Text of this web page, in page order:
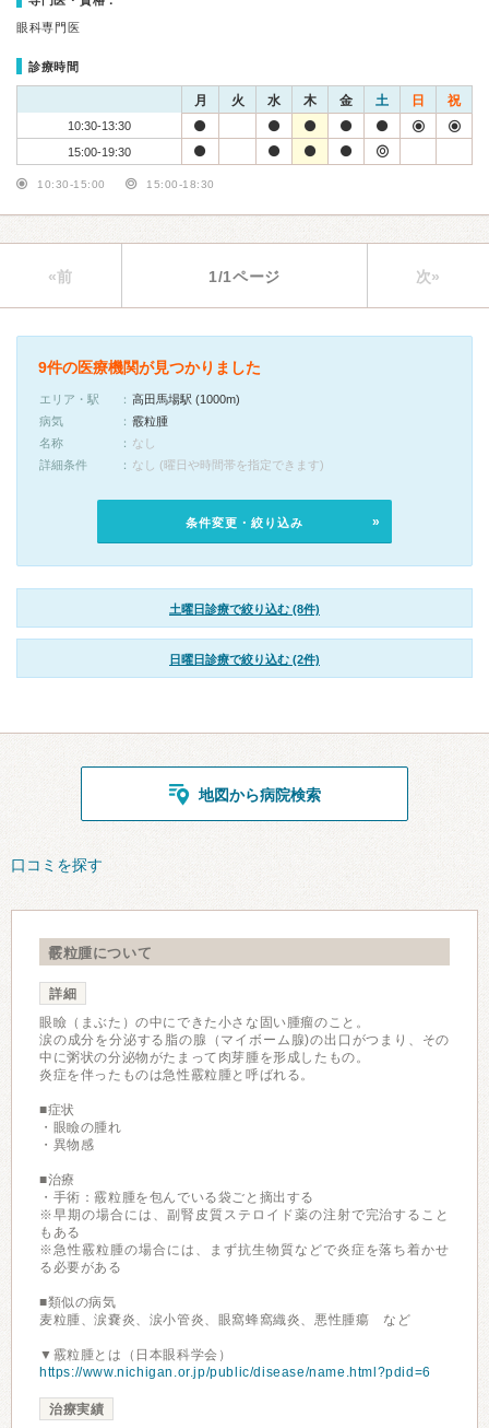
眼科専門医
診療時間
月 火 水 木 金 土 日 祝
10:30-13:30
15:00-19:30
10:30-15:00 15:00-18:30
«前 1/1ページ 次»
9件の医療機関が見つかりました
エリア・駅
高田馬場駅 (1000m)
病気
霰粒腫
名称
なし
詳細条件
なし (曜日や時間帯を指定できます)
条件変更・絞り込み
土曜日診療で絞り込む (8件)
日曜日診療で絞り込む (2件)
地図から病院検索
口コミを探す
霰粒腫について
詳細
眼瞼（まぶた）の中にできた小さな固い腫瘤のこと。
涙の成分を分泌する脂の腺（マイボーム腺)の出口がつまり、その
中に粥状の分泌物がたまって肉芽腫を形成したもの。
炎症を伴ったものは急性霰粒腫と呼ばれる。
■症状
・眼瞼の腫れ
・異物感
■治療
・手術：霰粒腫を包んでいる袋ごと摘出する
※早期の場合には、副腎皮質ステロイド薬の注射で完治すること
もある
※急性霰粒腫の場合には、まず抗生物質などで炎症を落ち着かせ
る必要がある
■類似の病気
麦粒腫、涙嚢炎、涙小管炎、眼窩蜂窩織炎、悪性腫瘍 など
▼霰粒腫とは（日本眼科学会）
https://www.nichigan.or.jp/public/disease/name.html?pdid=6
治療実績